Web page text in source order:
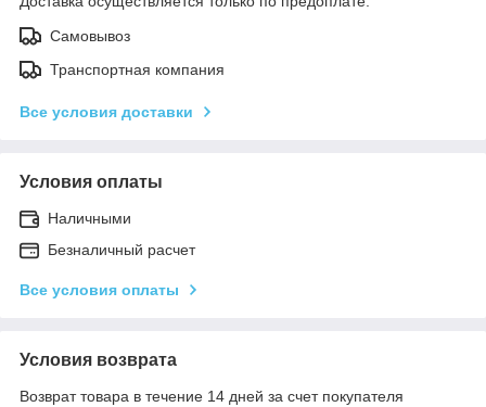
Самовывоз
Транспортная компания
Все условия доставки
Условия оплаты
Наличными
Безналичный расчет
Все условия оплаты
Условия возврата
Возврат товара в течение 14 дней за счет покупателя